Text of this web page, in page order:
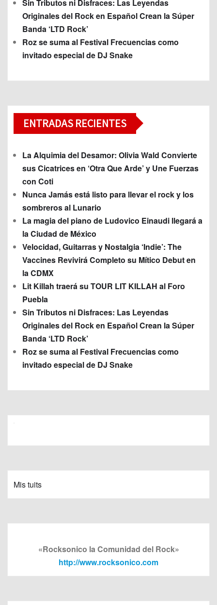
Sin Tributos ni Disfraces: Las Leyendas
Originales del Rock en Español Crean la Súper
Banda ‘LTD Rock’
Roz se suma al Festival Frecuencias como
invitado especial de DJ Snake
ENTRADAS RECIENTES
La Alquimia del Desamor: Olivia Wald Convierte
sus Cicatrices en ‘Otra Que Arde’ y Une Fuerzas
con Coti
Nunca Jamás está listo para llevar el rock y los
sombreros al Lunario
La magia del piano de Ludovico Einaudi llegará a
la Ciudad de México
Velocidad, Guitarras y Nostalgia ‘Indie’: The
Vaccines Revivirá Completo su Mítico Debut en
la CDMX
Lit Killah traerá su TOUR LIT KILLAH al Foro
Puebla
Sin Tributos ni Disfraces: Las Leyendas
Originales del Rock en Español Crean la Súper
Banda ‘LTD Rock’
Roz se suma al Festival Frecuencias como
invitado especial de DJ Snake
Mis tuits
«Rocksonico la Comunidad del Rock»
http://www.rocksonico.com